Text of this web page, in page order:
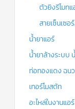
ตัวยิงรีโมทแ
สายเซ็นเซอ
น้ำยาแอร์
น้ำยาล้างระบบ
ท่อทองแดง ฉน
เทอร์โมสตัท
อะไหล่ในงานแอร์